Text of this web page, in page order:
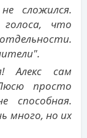
сложился.
что
Алекс сам
просто
способная.
много, но их